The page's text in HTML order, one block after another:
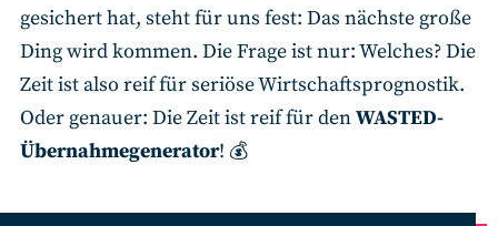
gesichert hat, steht für uns fest: Das nächste große
Ding wird kommen. Die Frage ist nur: Welches? Die
Zeit ist also reif für seriöse Wirtschaftsprognostik.
Oder genauer: Die Zeit ist reif für denWASTED-
Übernahmegenerator! 💰